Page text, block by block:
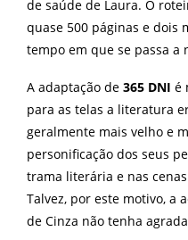
de saúde de Laura. O
quase 500 páginas e dois
tempo em que se passa a
A adaptação de 365 DNI é
para as telas a literatura
geralmente mais velho e
personificação dos seus
trama literária e nas
Talvez, por este motivo, a
de Cinza não tenha